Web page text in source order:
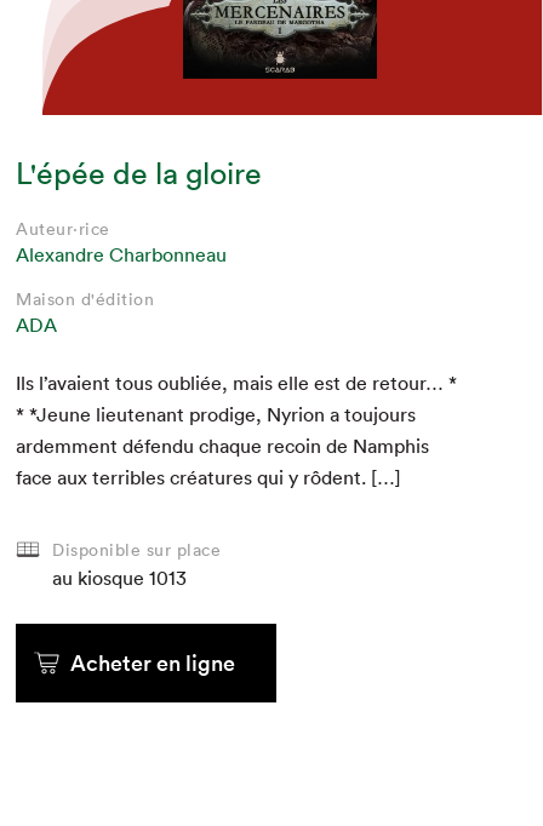
L'épée de la gloire
Auteur·rice
Alexandre Charbonneau
Maison d'édition
ADA
Ils l’avaient tous oubliée, mais elle est de retour… *
* *Jeune lieu­tenant prodi­ge, Nyri­on a tou­jours
ardem­ment défendu chaque recoin de Nam­phis
face aux ter­ri­bles créa­tures qui y rôdent. […]
Disponible sur place
au kiosque 1013
Acheter en ligne